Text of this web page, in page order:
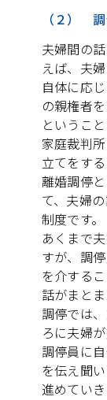
（２）
夫婦間の
えば、夫
自体に応
の親権者
というこ
家庭裁判
立てをす
離婚調停
て、夫婦
制度です。
あくまで
すが、調
を介する
話がまと
調停では
ろに夫婦
調停員に
を伝え聞
進めていき